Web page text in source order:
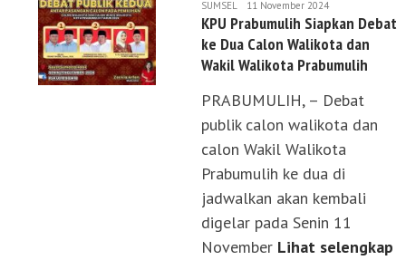
SUMSEL
11 November 2024
KPU Prabumulih Siapkan Debat
ke Dua Calon Walikota dan
Wakil Walikota Prabumulih
PRABUMULIH, – Debat
publik calon walikota dan
calon Wakil Walikota
Prabumulih ke dua di
jadwalkan akan kembali
digelar pada Senin 11
November Lihat selengkap